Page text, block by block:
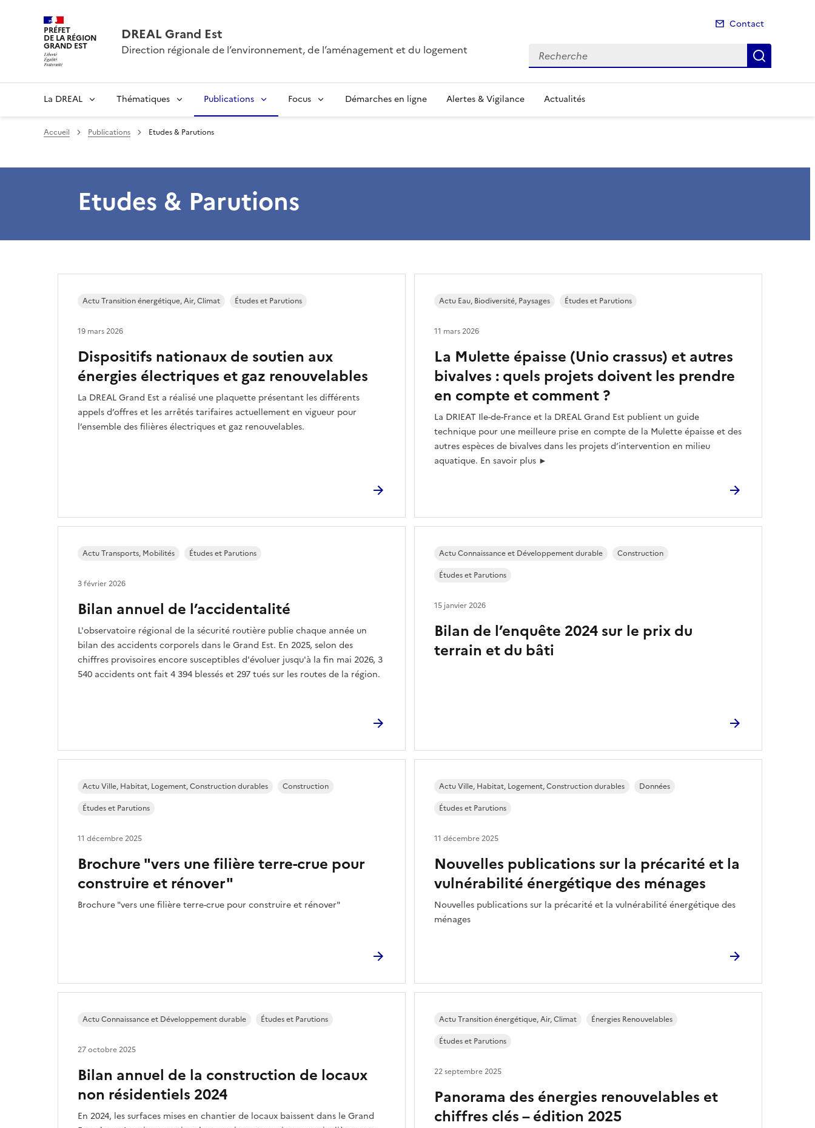
PRÉFET
DE LA RÉGION
GRAND EST
DREAL Grand Est
Direction régionale de l’environnement, de l’aménagement et du logement
Contact
Recherche
La DREAL Thématiques Publications Focus Démarches en ligne Alertes & Vigilance Actualités
Accueil Publications Etudes & Parutions
Etudes & Parutions
Dispositifs nationaux de soutien aux
énergies électriques et gaz renouvelables
La DREAL Grand Est a réalisé une plaquette présentant les différents
appels d’offres et les arrêtés tarifaires actuellement en vigueur pour
l’ensemble des filières électriques et gaz renouvelables.
Actu Transition énergétique, Air, Climat Études et Parutions
19 mars 2026
La Mulette épaisse (Unio crassus) et autres
bivalves : quels projets doivent les prendre
en compte et comment ?
La DRIEAT Ile-de-France et la DREAL Grand Est publient un guide
technique pour une meilleure prise en compte de la Mulette épaisse et des
autres espèces de bivalves dans les projets d’intervention en milieu
aquatique. En savoir plus ►
Actu Eau, Biodiversité, Paysages Études et Parutions
11 mars 2026
Bilan annuel de l’accidentalité
L'observatoire régional de la sécurité routière publie chaque année un
bilan des accidents corporels dans le Grand Est. En 2025, selon des
chiffres provisoires encore susceptibles d'évoluer jusqu'à la fin mai 2026, 3
540 accidents ont fait 4 394 blessés et 297 tués sur les routes de la région.
Actu Transports, Mobilités Études et Parutions
3 février 2026
Bilan de l’enquête 2024 sur le prix du
terrain et du bâti
Actu Connaissance et Développement durable
Construction
Études et Parutions
15 janvier 2026
Brochure "vers une filière terre-crue pour
construire et rénover"
Brochure "vers une filière terre-crue pour construire et rénover"
Actu Ville, Habitat, Logement, Construction durables
Construction
Études et Parutions
11 décembre 2025
Nouvelles publications sur la précarité et la
vulnérabilité énergétique des ménages
Nouvelles publications sur la précarité et la vulnérabilité énergétique des
ménages
Actu Ville, Habitat, Logement, Construction durables
Données
Études et Parutions
11 décembre 2025
Bilan annuel de la construction de locaux
non résidentiels 2024
En 2024, les surfaces mises en chantier de locaux baissent dans le Grand
Actu Connaissance et Développement durable Études et Parutions
27 octobre 2025
Panorama des énergies renouvelables et
chiffres clés – édition 2025
Actu Transition énergétique, Air, Climat
Énergies Renouvelables
Études et Parutions
22 septembre 2025